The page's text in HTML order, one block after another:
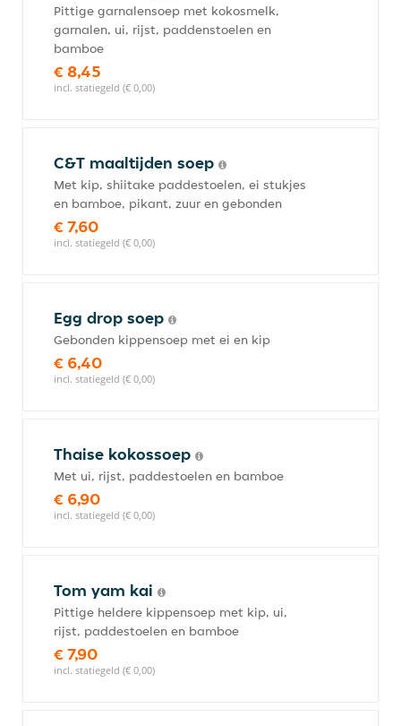
Pittige garnalensoep met kokosmelk,
garnalen, ui, rijst, paddenstoelen en
bamboe
€ 8,45
incl. statiegeld (€ 0,00)
C&T maaltijden soep
Met kip, shiitake paddestoelen, ei stukjes
en bamboe, pikant, zuur en gebonden
€ 7,60
incl. statiegeld (€ 0,00)
Egg drop soep
Gebonden kippensoep met ei en kip
€ 6,40
incl. statiegeld (€ 0,00)
Thaise kokossoep
Met ui, rijst, paddestoelen en bamboe
€ 6,90
incl. statiegeld (€ 0,00)
Tom yam kai
Pittige heldere kippensoep met kip, ui,
rijst, paddestoelen en bamboe
€ 7,90
incl. statiegeld (€ 0,00)